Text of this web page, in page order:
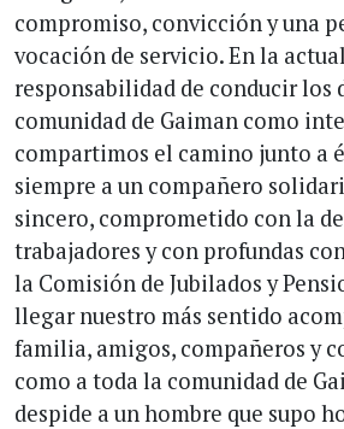
compromiso, convicción y una
vocación de servicio. En la
responsabilidad de conducir los
comunidad de Gaiman como
compartimos el camino junto a
siempre a un compañero
sincero, comprometido con la
trabajadores y con profundas
la Comisión de Jubilados y
llegar nuestro más sentido
familia, amigos, compañeros y
como a toda la comunidad de
despide a un hombre que supo